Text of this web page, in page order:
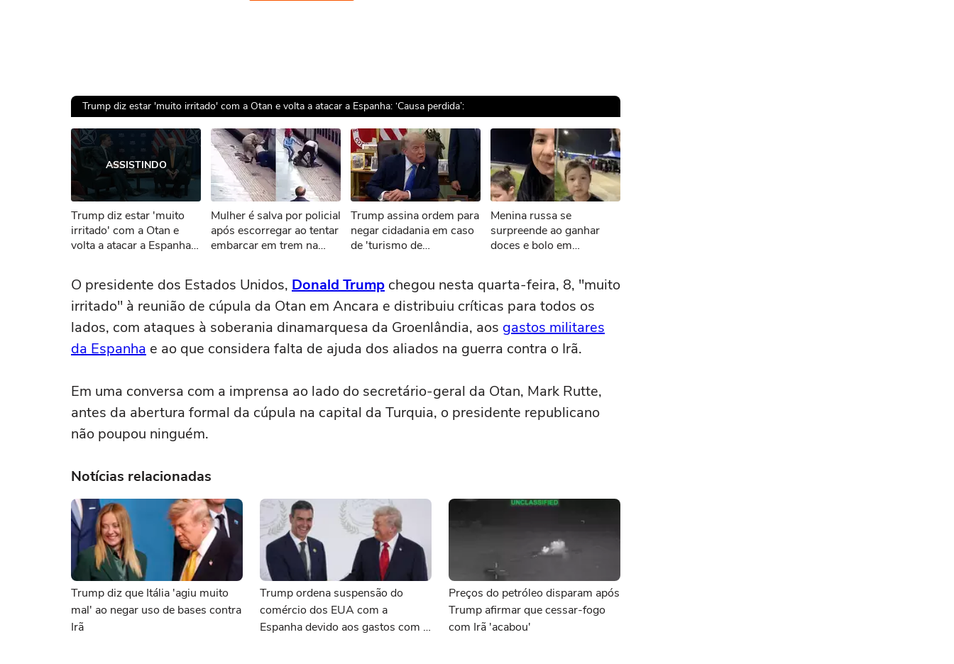
Trump diz estar 'muito irritado' com a Otan e volta a atacar a Espanha: ‘Causa perdida’:
Ops!
Não foi possível reproduzir o vídeo
Tentar novamente
ASSISTINDO
Trump diz estar 'muito
irritado' com a Otan e
volta a atacar a Espanha:
Mulher é salva por policial
após escorregar ao tentar
embarcar em trem na
Trump assina ordem para
negar cidadania em caso
de 'turismo de
Menina russa se
surpreende ao ganhar
doces e bolo em
O presidente dos Estados Unidos, Donald Trump chegou nesta quarta-feira, 8, "muito
irritado" à reunião de cúpula da Otan em Ancara e distribuiu críticas para todos os
lados, com ataques à soberania dinamarquesa da Groenlândia, aos gastos militares
da Espanha e ao que considera falta de ajuda dos aliados na guerra contra o Irã.
Em uma conversa com a imprensa ao lado do secretário-geral da Otan, Mark Rutte,
antes da abertura formal da cúpula na capital da Turquia, o presidente republicano
não poupou ninguém.
Notícias relacionadas
Trump diz que Itália 'agiu muito
mal' ao negar uso de bases contra
Irã
Trump ordena suspensão do
comércio dos EUA com a
Espanha devido aos gastos com a
Preços do petróleo disparam após
Trump afirmar que cessar-fogo
com Irã 'acabou'